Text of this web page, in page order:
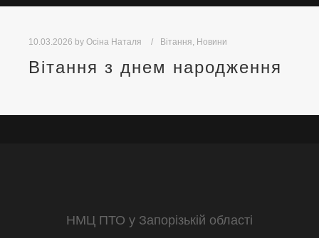
10.03.2026 by Осіна Наталя Вітання Новини
Вітання з днем народження
НМЦ ПТО у Запорізькій області